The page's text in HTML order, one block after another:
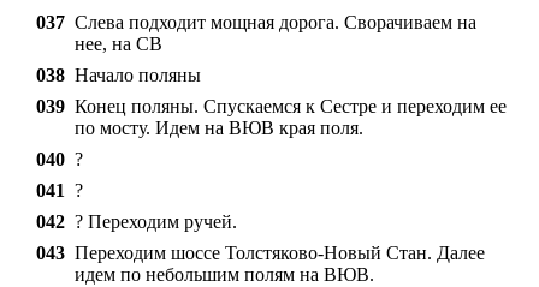
037 Слева подходит мощная дорога. Сворачиваем на
нее, на СВ
038 Начало поляны
039 Конец поляны. Спускаемся к Сестре и переходим ее
по мосту. Идем на ВЮВ края поля.
040 ?
041 ?
042 ? Переходим ручей.
043 Переходим шоссе Толстяково-Новый Стан. Далее
идем по небольшим полям на ВЮВ.